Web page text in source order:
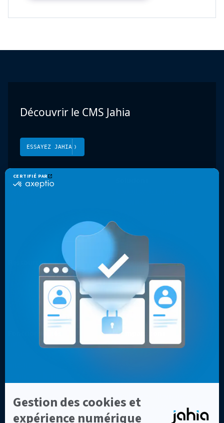
Découvrir le CMS Jahia
ESSAYEZ JAHIA
Produit
Jahia CMS
Présence mondiale
Expériences multicanales
Ressources
Cas clients
Livres blancs, vidéos & autres
Entreprise
Contact
Pourquoi les développeurs
choisissent Jahia ?
Pourquoi choisir Jahia ?
À propos
Intégrations
personnalisation
Comparaisons
Top 7 des alternatives à
2026
Meilleures alternatives à
Drupal en 2026 : CMS et DXP
d'entreprise comparés